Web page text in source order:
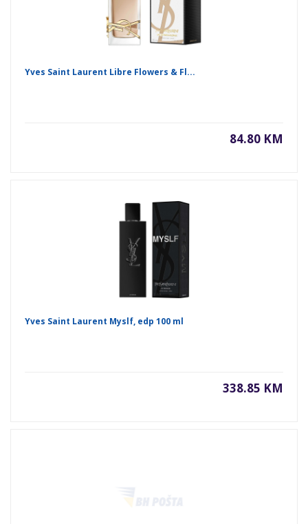
Yves Saint Laurent Libre Flowers & Fl...
84.80 KM
Yves Saint Laurent Myslf, edp 100 ml
338.85 KM